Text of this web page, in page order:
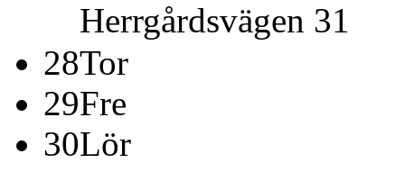
Herrgårdsvägen 31
28Tor
29Fre
30Lör